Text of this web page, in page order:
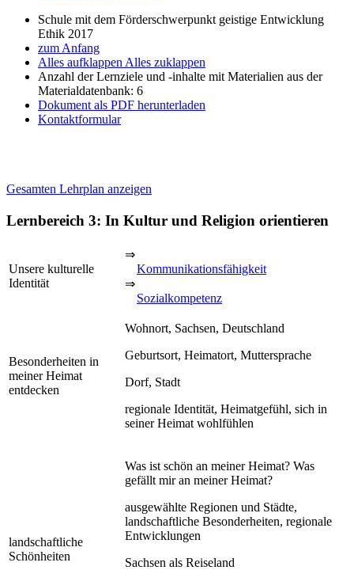
Schule mit dem Förderschwerpunkt geistige Entwicklung
Ethik 2017
zum Anfang
Alles aufklappen Alles zuklappen
Anzahl der Lernziele und -inhalte mit Materialien aus der
Materialdatenbank: 6
Dokument als PDF herunterladen
Kontaktformular
Gesamten Lehrplan anzeigen
Lernbereich 3: In Kultur und Religion orientieren
Unsere kulturelle
Identität
⇒
Kommunikationsfähigkeit
⇒
Sozialkompetenz
Besonderheiten in
meiner Heimat
entdecken
Wohnort, Sachsen, Deutschland
Geburtsort, Heimatort, Muttersprache
Dorf, Stadt
regionale Identität, Heimatgefühl, sich in
seiner Heimat wohlfühlen
landschaftliche
Schönheiten
Was ist schön an meiner Heimat? Was
gefällt mir an meiner Heimat?
ausgewählte Regionen und Städte,
landschaftliche Besonderheiten, regionale
Entwicklungen
Sachsen als Reiseland